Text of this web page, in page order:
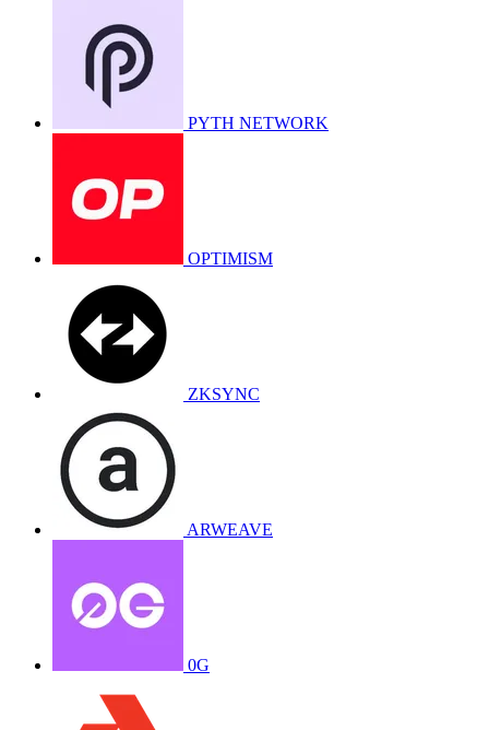
PYTH NETWORK
OPTIMISM
ZKSYNC
ARWEAVE
0G